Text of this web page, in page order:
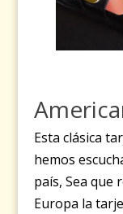
Esta clásica
hemos
país, Sea que
Europa la